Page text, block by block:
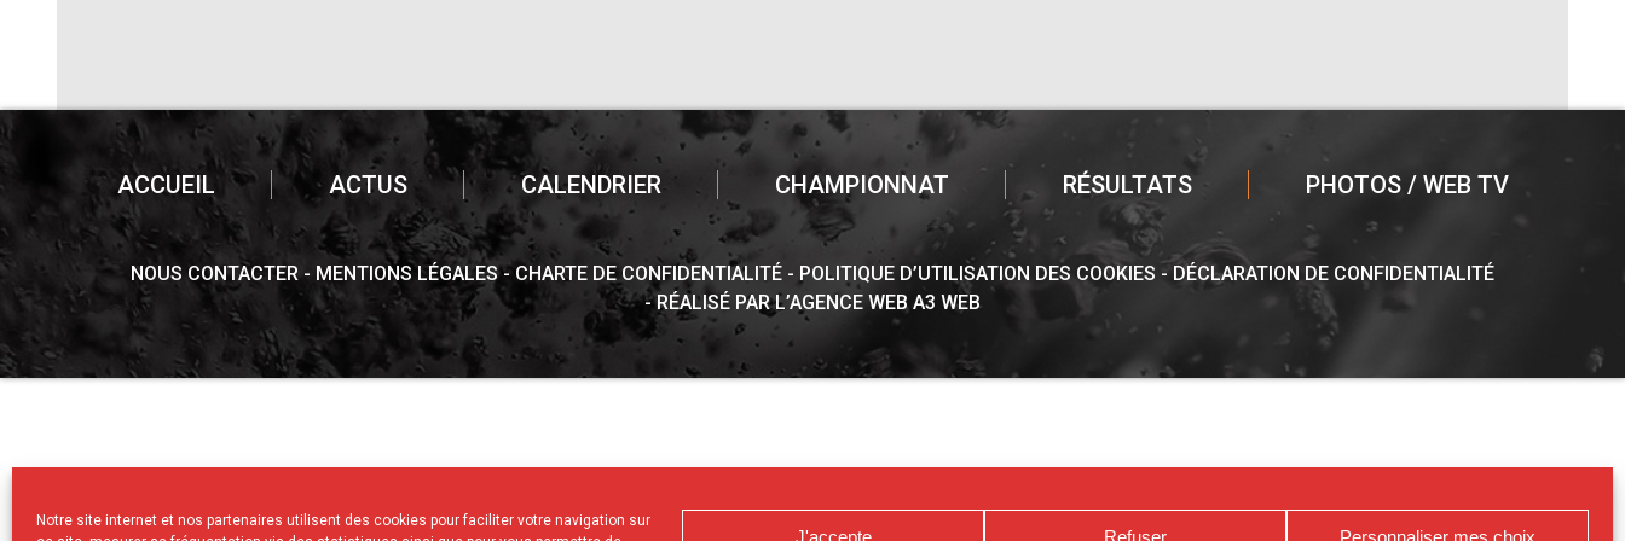
Notre site internet et nos partenaires utilisent des cookies pour faciliter votre navigation sur
J'accepte Refuser Personnaliser mes choix
ACCUEIL ACTUS CALENDRIER CHAMPIONNAT RÉSULTATS PHOTOS / WEB TV
NOUS CONTACTER MENTIONS LÉGALES CHARTE DE CONFIDENTIALITÉ POLITIQUE D’UTILISATION DES COOKIES
DÉCLARATION DE CONFIDENTIALITÉ
RÉALISÉ PAR L’AGENCE WEB A3 WEB